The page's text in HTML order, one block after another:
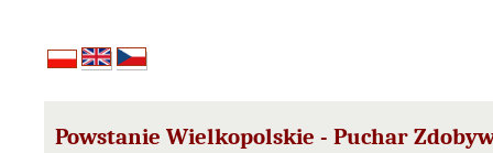
Powstanie Wielkopolskie - Puchar